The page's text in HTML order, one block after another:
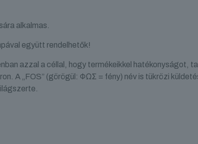
alkalmas.
együtt rendelhetők!
azzal a céllal, hogy termékeikkel hatékonyságot,
A „FOS” (görögül: ΦΩΣ = fény) név is tükrözi